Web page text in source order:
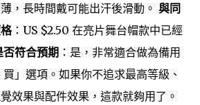
，長時間戴可能出汗後滑動。 與同
：US $2.50 在亮片舞台帽款中已經
否符合預期 ：是，非常適合做為備用
買」選項。如果你不追求最高等級、
效果與配件效果，這款就夠用了。